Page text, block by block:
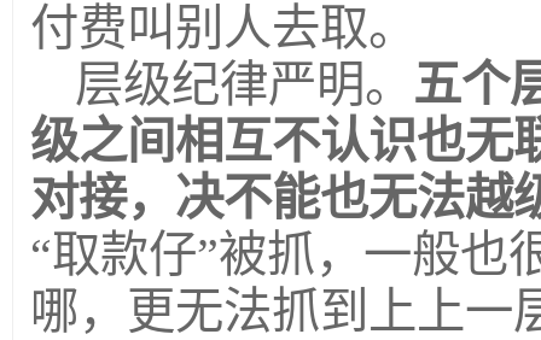
付费叫别人去取。
层级纪律严明。 五个
级之间相互不认识也无
对接，决不能也无法越
“取款仔”被抓，一般也
哪，更无法抓到上上一